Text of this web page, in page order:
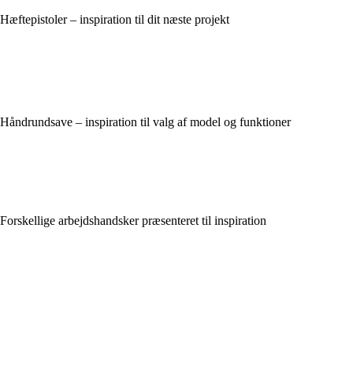
Hæftepistoler – inspiration til dit næste projekt
Håndrundsave – inspiration til valg af model og funktioner
Forskellige arbejdshandsker præsenteret til inspiration